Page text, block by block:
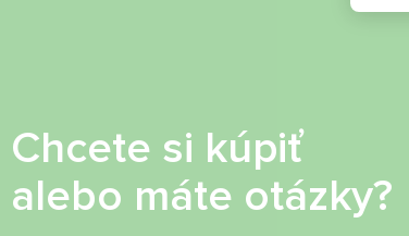
Chcete si kúpiť
alebo máte otázky?